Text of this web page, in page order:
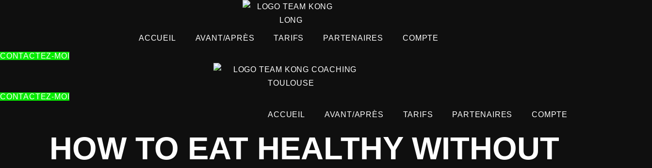
ACCUEIL AVANT/APRÈS TARIFS PARTENAIRES COMPTE
CONTACTEZ-MOI
CONTACTEZ-MOI
ACCUEIL AVANT/APRÈS TARIFS PARTENAIRES COMPTE
HOW TO EAT HEALTHY WITHOUT